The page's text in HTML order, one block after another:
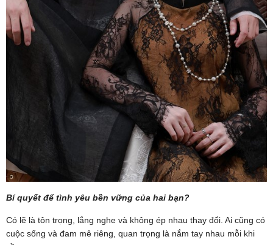
Bí quyết để tình yêu bền vững của hai bạn?
Có lẽ là tôn trọng, lắng nghe và không ép nhau thay đổi. Ai cũng có
cuộc sống và đam mê riêng, quan trọng là nắm tay nhau mỗi khi